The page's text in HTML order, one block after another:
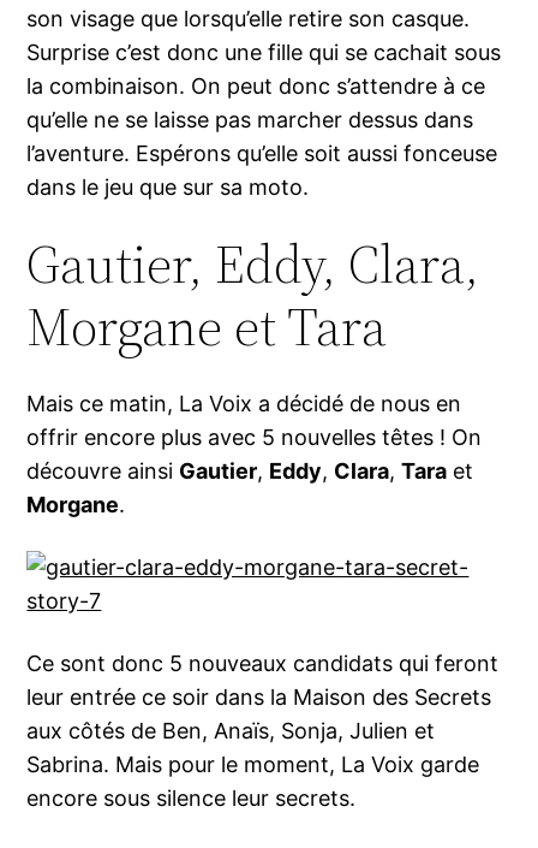
son visage que lorsqu’elle retire son casque.
Surprise c’est donc une fille qui se cachait sous
la combinaison. On peut donc s’attendre à ce
qu’elle ne se laisse pas marcher dessus dans
l’aventure. Espérons qu’elle soit aussi fonceuse
dans le jeu que sur sa moto.
Gautier, Eddy, Clara,
Morgane et Tara
Mais ce matin, La Voix a décidé de nous en
offrir encore plus avec 5 nouvelles têtes ! On
découvre ainsi Gautier, Eddy, Clara,Tara et
Morgane.
Ce sont donc 5 nouveaux candidats qui feront
leur entrée ce soir dans la Maison des Secrets
aux côtés de Ben, Anaïs, Sonja, Julien et
Sabrina. Mais pour le moment, La Voix garde
encore sous silence leur secrets.